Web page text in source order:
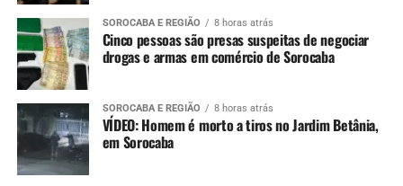
SOROCABA E REGIÃO 8 horas atrás
Cinco pessoas são presas suspeitas de negociar
drogas e armas em comércio de Sorocaba
SOROCABA E REGIÃO 8 horas atrás
VÍDEO: Homem é morto a tiros no Jardim Betânia,
em Sorocaba